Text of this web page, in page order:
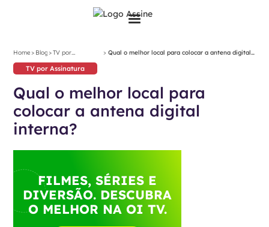
Home> Blog>TV por
Assinatura
> Qual o melhor local para colocar a antena digital
TV por Assinatura
Qual o melhor local para
colocar a antena digital
interna?
FILMES, SÉRIES E
DIVERSÃO. DESCUBRA
O MELHOR NA OI TV.